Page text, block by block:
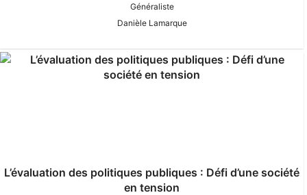
Généraliste
Danièle Lamarque
L’évaluation des politiques publiques : Défi d’une société
en tension